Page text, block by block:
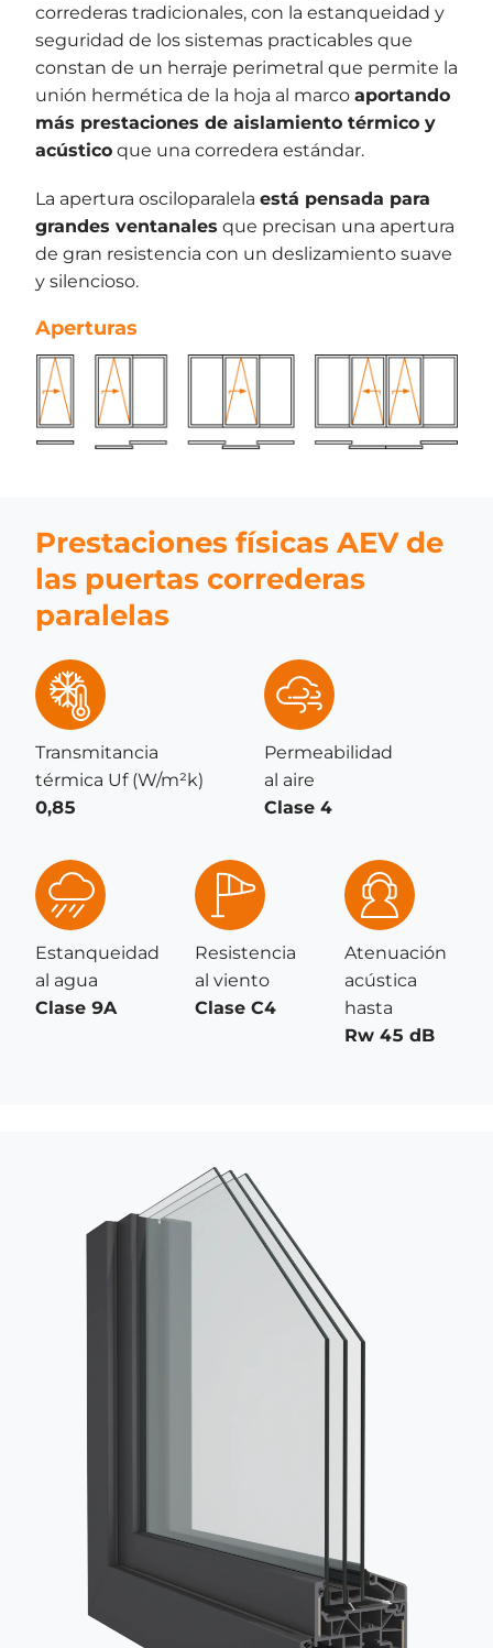
correderas tradicionales, con la estanqueidad y
seguridad de los sistemas practicables que
constan de un herraje perimetral que permite la
unión hermética de la hoja al marco aportando
más prestaciones de aislamiento térmico y
acústico que una corredera estándar.
La apertura osciloparalela está pensada para
grandes ventanales que precisan una apertura
de gran resistencia con un deslizamiento suave
y silencioso.
Aperturas
Prestaciones físicas AEV de
las puertas correderas
paralelas
Transmitancia
térmica Uf (W/m²k)
0,85
Permeabilidad
al aire
Clase 4
Estanqueidad
al agua
Clase 9A
Resistencia
al viento
Clase C4
Atenuación
acústica
hasta
Rw 45 dB